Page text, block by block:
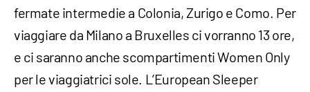
fermate intermedie a Colonia, Zurigo e Como. Per
viaggiare da Milano a Bruxelles ci vorranno 13 ore,
e ci saranno anche scompartimenti Women Only
per le viaggiatrici sole. L’European Sleeper